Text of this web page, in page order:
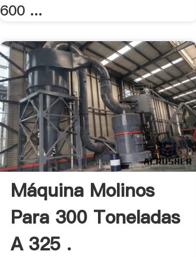
600 ...
Máquina Molinos
Para 300 Toneladas
A 325 .